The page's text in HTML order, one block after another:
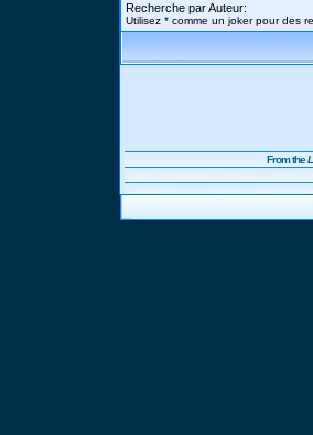
Recherche par Auteur:
Utilisez * comme un joker pour des
From the